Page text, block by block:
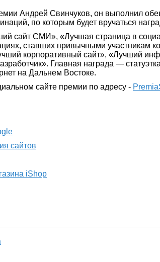
Андрей Свинчуков, он выполнил
по которым будет вручаться
сайт СМИ», «Лучшая страница в
ставших привычными участникам
корпоративный сайт», «Лучший
Главная награда —
на Дальнем Востоке.
сайте премии по адресу -
сайтов
iShop